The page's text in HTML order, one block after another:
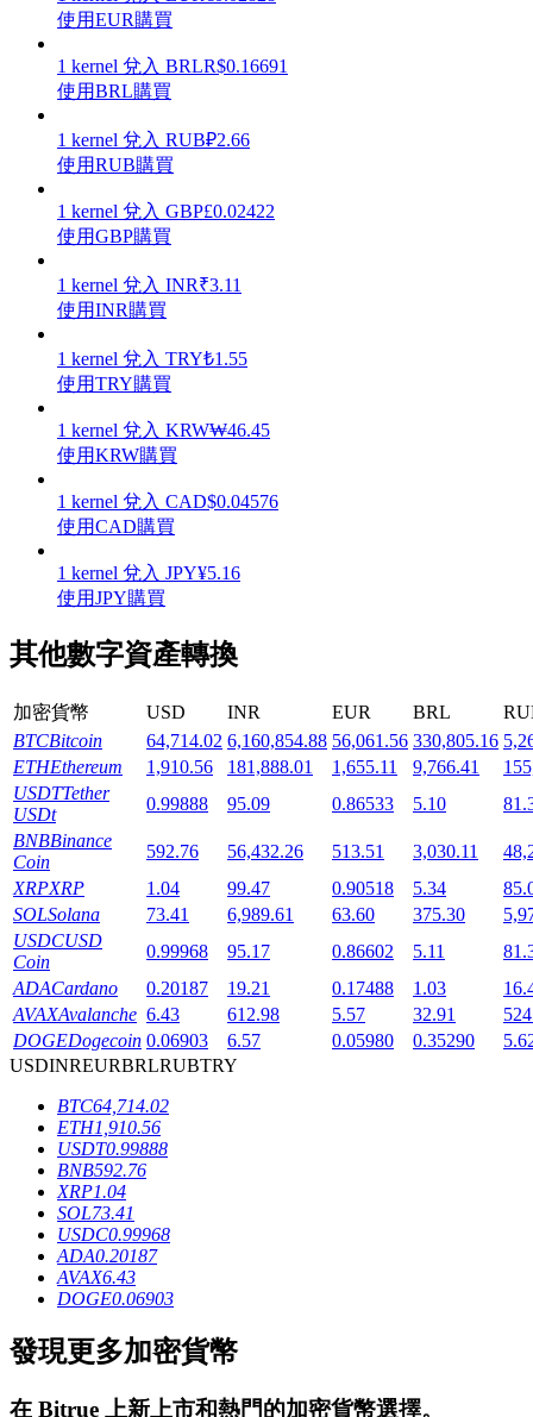
使您的資產穩定增值
一鍵質押鎖定高收益
Launchpool
活期質押獲得熱門資產
鎖倉BTR
輕鬆獲得多重福利
借貸寶
借貸數字貨幣，及時且安全的服務
使用EUR購買
1 kernel 兌入 BRLR$0.16691
使用BRL購買
1 kernel 兌入 RUB₽2.66
使用RUB購買
1 kernel 兌入 GBP£0.02422
使用GBP購買
1 kernel 兌入 INR₹3.11
使用INR購買
1 kernel 兌入 TRY₺1.55
使用TRY購買
1 kernel 兌入 KRW₩46.45
使用KRW購買
1 kernel 兌入 CAD$0.04576
使用CAD購買
1 kernel 兌入 JPY¥5.16
使用JPY購買
其他數字資產轉換
加密貨幣 USD INR EUR BRL
BTCBitcoin 64,714.02 6,160,854.88 56,061.56 330,805.16
ETHEthereum 1,910.56 181,888.01 1,655.11 9,766.41
USDTTether
USDt
0.99888 95.09 0.86533 5.10
BNBBinance
Coin
592.76 56,432.26 513.51 3,030.11
XRPXRP 1.04 99.47 0.90518 5.34
SOLSolana 73.41 6,989.61 63.60 375.30
USDCUSD
Coin
0.99968 95.17 0.86602 5.11
ADACardano 0.20187 19.21 0.17488 1.03
AVAXAvalanche 6.43 612.98 5.57 32.91
DOGEDogecoin 0.06903 6.57 0.05980 0.35290
USDINREURBRLRUBTRY
BTC64,714.02
ETH1,910.56
USDT0.99888
BNB592.76
XRP1.04
SOL73.41
USDC0.99968
ADA0.20187
AVAX6.43
DOGE0.06903
發現更多加密貨幣
在 Bitrue 上新上市和熱門的加密貨幣選擇。